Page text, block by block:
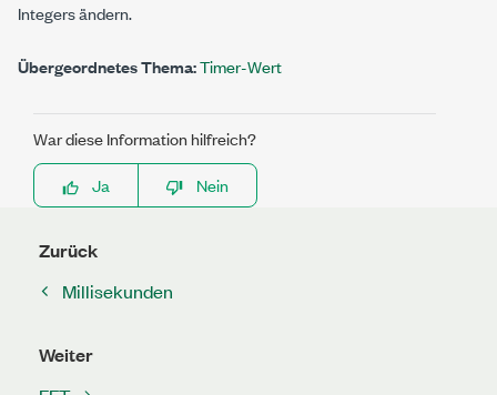
Integers ändern.
Übergeordnetes Thema:Timer-Wert
War diese Information hilfreich?
Ja
Nein
Zurück
Millisekunden
Weiter